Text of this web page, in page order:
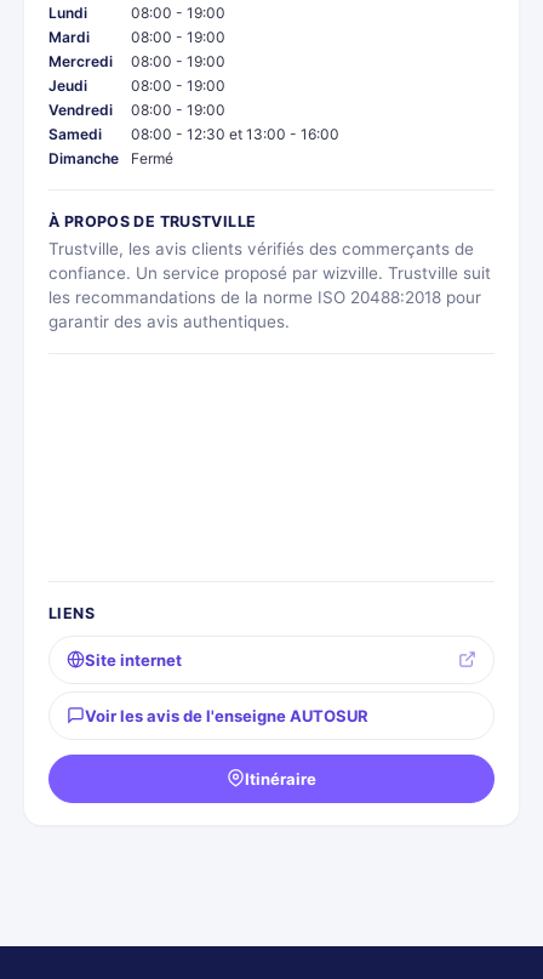
Lundi
08:00 - 19:00
Mardi
08:00 - 19:00
Mercredi
08:00 - 19:00
Jeudi
08:00 - 19:00
Vendredi
08:00 - 19:00
Samedi
08:00 - 12:30 et 13:00 - 16:00
Dimanche
Fermé
À PROPOS DE TRUSTVILLE
Trustville, les avis clients vérifiés des commerçants de
confiance. Un service proposé par wizville. Trustville suit
les recommandations de la norme ISO 20488:2018 pour
garantir des avis authentiques.
LIENS
Site internet
Voir les avis de l'enseigne AUTOSUR
Itinéraire